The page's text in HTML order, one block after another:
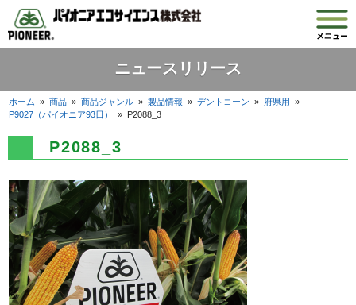
ニュースリリース
ホーム »商品 »商品ジャンル »製品情報 »デントコーン » 府県用 »
P9027（パイオニア93日）
» P2088_3
P2088_3